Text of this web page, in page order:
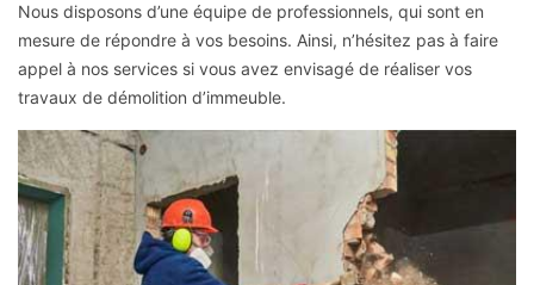
Nous disposons d’une équipe de professionnels, qui sont en
mesure de répondre à vos besoins. Ainsi, n’hésitez pas à faire
appel à nos services si vous avez envisagé de réaliser vos
travaux de démolition d’immeuble.